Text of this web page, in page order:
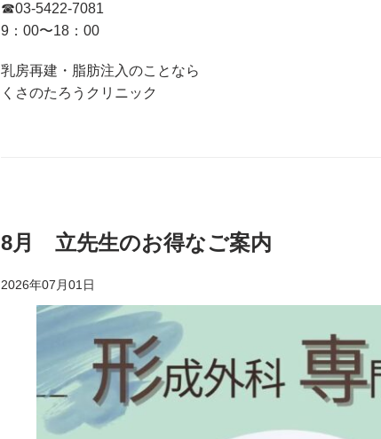
☎︎03-5422-7081
9：00〜18：00
乳房再建・脂肪注入のことなら
くさのたろうクリニック
8月 立先生のお得なご案内
2026年07月01日